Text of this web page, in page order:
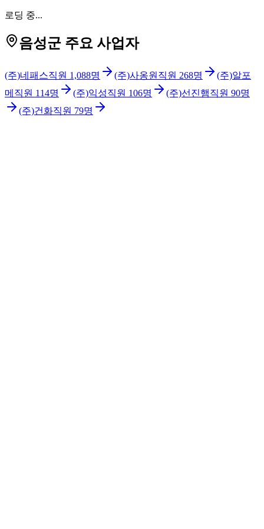
로딩 중...
음성군 주요 사업자
(주)네패스직원 1,088명 (주)사옹원 직원 268명
(주)알포
메 직원 114명 (주)익성직원 106명 (주)선진햄직원 90명
(주)건화직원 79명